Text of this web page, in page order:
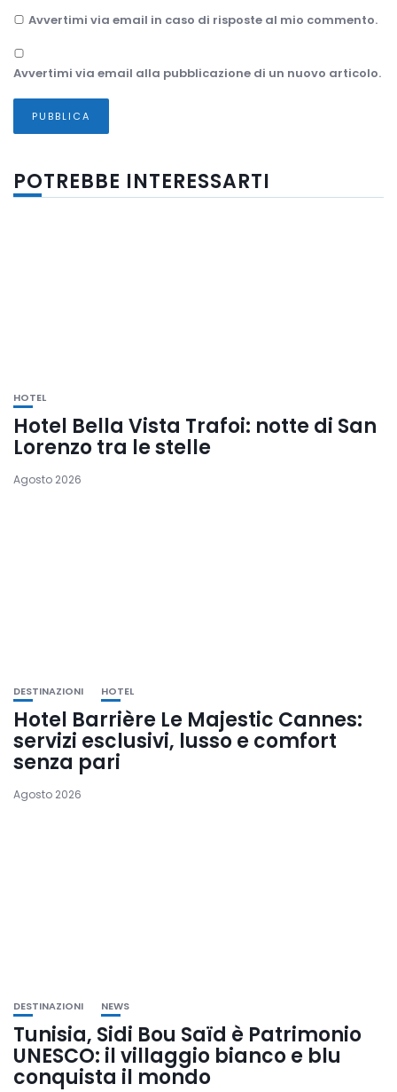
Avvertimi via email in caso di risposte al mio commento.
Avvertimi via email alla pubblicazione di un nuovo articolo.
POTREBBE INTERESSARTI
HOTEL
Hotel Bella Vista Trafoi: notte di San
Lorenzo tra le stelle
Agosto 2026
DESTINAZIONI HOTEL
Hotel Barrière Le Majestic Cannes:
servizi esclusivi, lusso e comfort
senza pari
Agosto 2026
DESTINAZIONI NEWS
Tunisia, Sidi Bou Saïd è Patrimonio
UNESCO: il villaggio bianco e blu
conquista il mondo